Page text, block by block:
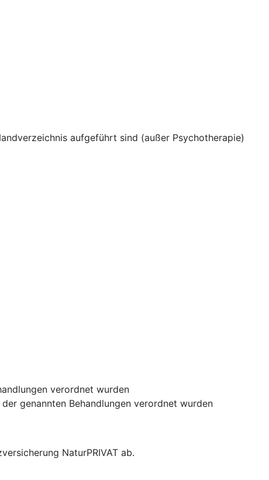
aufgeführt sind (außer Psychotherapie)
verordnet wurden
genannten Behandlungen verordnet wurden
NaturPRIVAT ab.